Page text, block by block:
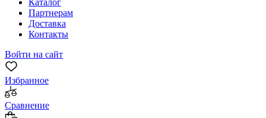
Каталог
Партнерам
Доставка
Контакты
Войти на сайт
Избранное
Сравнение